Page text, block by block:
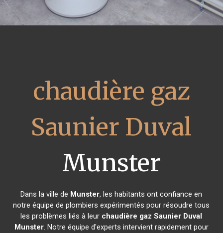
chaudière gaz
Saunier Duval
Munster
Dans la ville de Munster, les habitants ont confiance en
notre équipe de plombiers expérimentés pour résoudre tous
les problèmes liés à leur chaudière gaz Saunier Duval
Munster. Notre équipe d'experts intervient rapidement pour